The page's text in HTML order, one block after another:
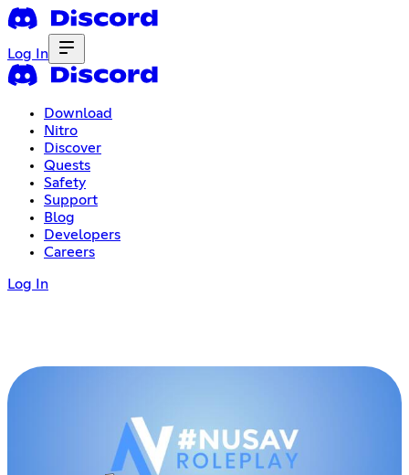
Log In
Download
Nitro
Discover
Quests
Safety
Support
Blog
Developers
Careers
Log In